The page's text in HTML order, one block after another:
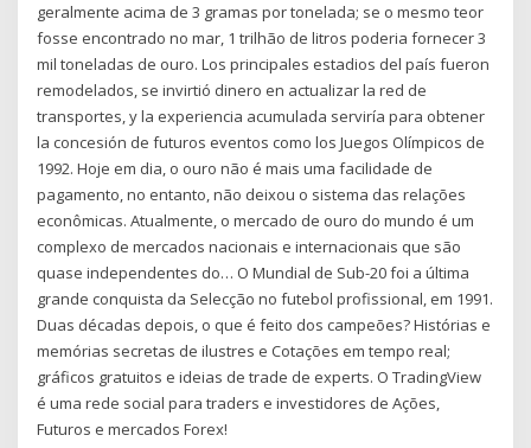
geralmente acima de 3 gramas por tonelada; se o mesmo teor
fosse encontrado no mar, 1 trilhão de litros poderia fornecer 3
mil toneladas de ouro. Los principales estadios del país fueron
remodelados, se invirtió dinero en actualizar la red de
transportes, y la experiencia acumulada serviría para obtener
la concesión de futuros eventos como los Juegos Olímpicos de
1992. Hoje em dia, o ouro não é mais uma facilidade de
pagamento, no entanto, não deixou o sistema das relações
econômicas. Atualmente, o mercado de ouro do mundo é um
complexo de mercados nacionais e internacionais que são
quase independentes do… O Mundial de Sub-20 foi a última
grande conquista da Selecção no futebol profissional, em 1991.
Duas décadas depois, o que é feito dos campeões? Histórias e
memórias secretas de ilustres e Cotações em tempo real;
gráficos gratuitos e ideias de trade de experts. O TradingView
é uma rede social para traders e investidores de Ações,
Futuros e mercados Forex!